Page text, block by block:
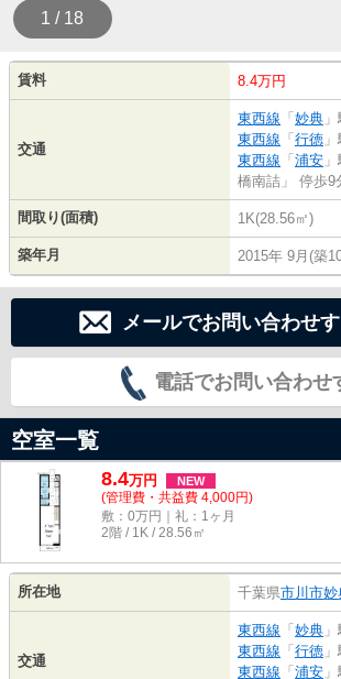
1 / 18
賃料 8.4万円
交通
東西線 「 妙典
東西線 「 行徳
東西線 「 浦安
橋南詰」 停歩9
間取り(面積) 1K(28.56㎡)
築年月 2015年 9月(築
メールでお問い合わせ
電話でお問い合わせ
空室一覧
8.4万円 NEW
(管理費・共益費 4,000円)
敷：0万円｜礼：1ヶ月
2階 / 1K / 28.56㎡
所在地 千葉県市川市妙
交通
東西線 「 妙典
東西線 「 行徳
東西線 「 浦安